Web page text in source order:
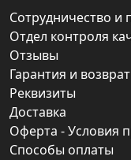
Сотрудничество и
Отдел контроля
Отзывы
Гарантия и возврат
Реквизиты
Доставка
Оферта - Условия
Способы оплаты